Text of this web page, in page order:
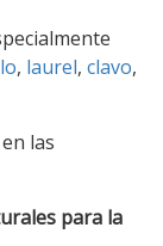
, laurel, clavo,
las
para la